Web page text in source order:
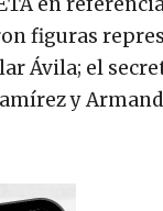
figuras
Ávila; el
y